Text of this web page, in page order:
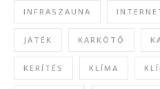
INFRASZAUNA
JÁTÉK KARKÖTŐ
KERÍTÉS KLÍMA